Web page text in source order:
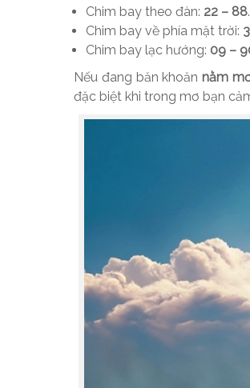
Chim bay theo đàn: 22 – 88.
Chim bay về phía mặt trời:
Chim bay lạc hướng: 09 –
Nếu đang băn khoăn nằm
đặc biệt khi trong mơ bạn